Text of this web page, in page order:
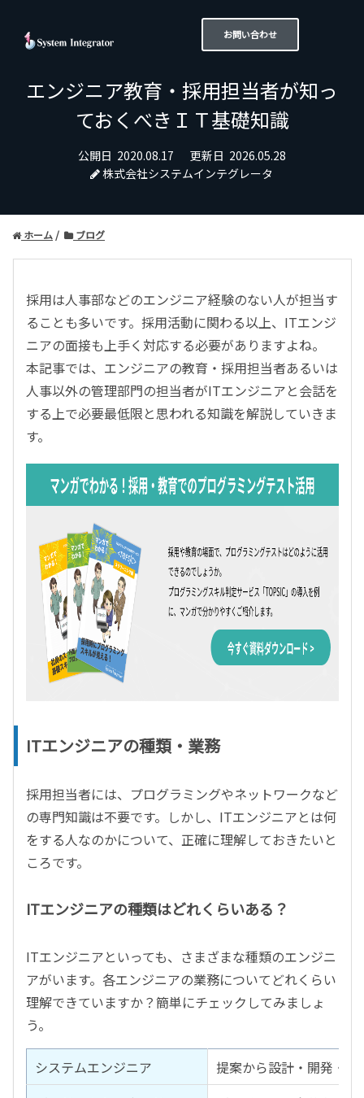
お問い合わせ
エンジニア教育・採用担当者が知っ
ておくべきＩＴ基礎知識
公開日 2020.08.17 更新日 2026.05.28
株式会社システムインテグレータ
ホーム ブログ
採用は人事部などのエンジニア経験のない人が担当す
ることも多いです。採用活動に関わる以上、ITエンジ
ニアの面接も上手く対応する必要がありますよね。
本記事では、エンジニアの教育・採用担当者あるいは
人事以外の管理部門の担当者がITエンジニアと会話を
する上で必要最低限と思われる知識を解説していきま
す。
ITエンジニアの種類・業務
採用担当者には、プログラミングやネットワークなど
の専門知識は不要です。しかし、ITエンジニアとは何
をする人なのかについて、正確に理解しておきたいと
ころです。
ITエンジニアの種類はどれくらいある？
ITエンジニアといっても、さまざまな種類のエンジニ
アがいます。各エンジニアの業務についてどれくらい
理解できていますか？簡単にチェックしてみましょ
う。
システムエンジニア
提案から設計・開発・